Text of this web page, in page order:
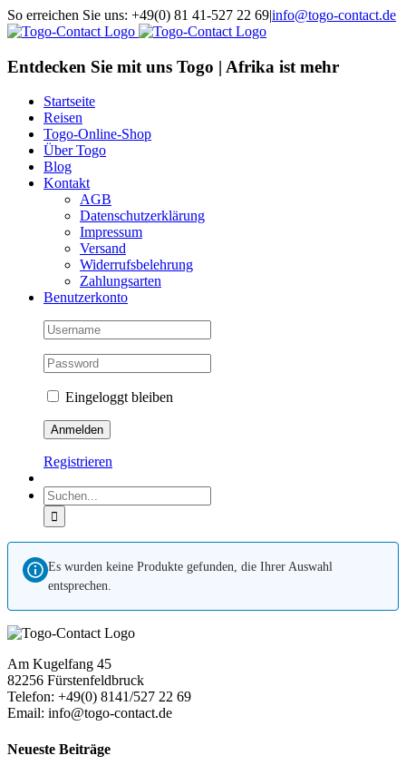
Skip
to
So erreichen Sie uns: +49(0) 81 41-527 22 69|info@togo-contact.de
Facebook
Instagram
Pinterest
X
Rss
E-
Entdecken Sie mit uns Togo | Afrika ist mehr
Startseite
Reisen
Togo-Online-Shop
Über Togo
Blog
Kontakt
AGB
Datenschutzerklärung
Impressum
Versand
Widerrufsbelehrung
Zahlungsarten
Benutzerkonto
Eingeloggt bleiben
Registrieren
Suche
nach:
Es wurden keine Produkte gefunden, die Ihrer Auswahl
entsprechen.
Am Kugelfang 45
82256 Fürstenfeldbruck
Telefon: +49(0) 8141/527 22 69
Email: info@togo-contact.de
Neueste Beiträge